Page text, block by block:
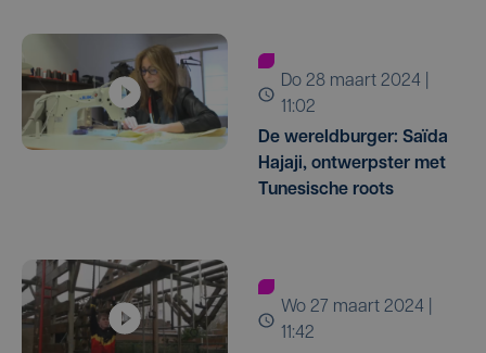
do 28 maart 2024 |
11:02
De wereldburger: Saïda
Hajaji, ontwerpster met
Tunesische roots
wo 27 maart 2024 |
11:42